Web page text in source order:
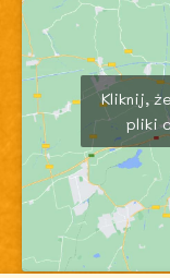
Kliknij,
pliki